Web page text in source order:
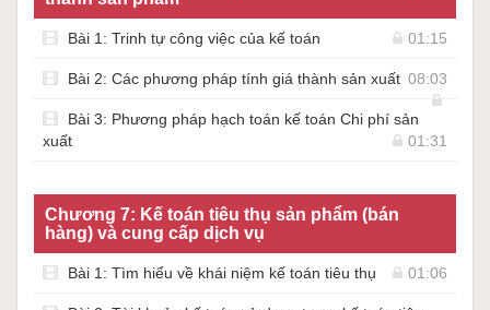
Bài 1: Trinh tự công việc của kế toán 01:15
Bài 2: Các phương pháp tính giá thành sản xuất 08:03
Bài 3: Phương pháp hạch toán kế toán Chi phí sản
xuất
01:31
Chương 7: Kế toán tiêu thụ sản phẩm (bán
hàng) và cung cấp dịch vụ
Bài 1: Tìm hiểu về khái niệm kế toán tiêu thụ 01:06